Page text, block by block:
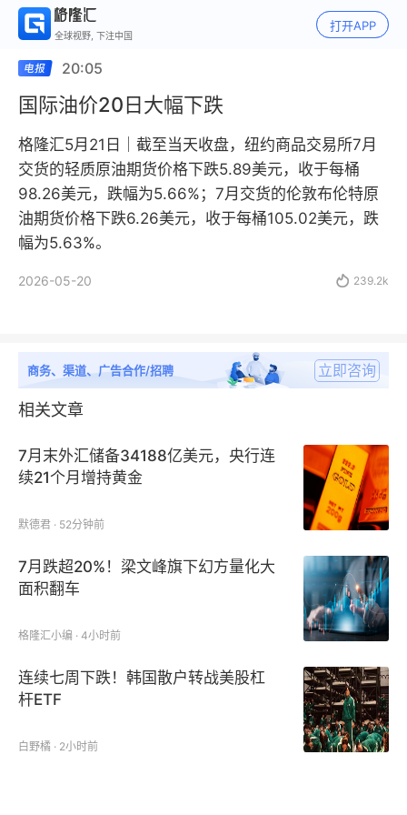
全球视野, 下注中国
打开APP
20:05
国际油价20日大幅下跌
格隆汇5月21日｜截至当天收盘，纽约商品交易所7月
交货的轻质原油期货价格下跌5.89美元，收于每桶
98.26美元，跌幅为5.66%；7月交货的伦敦布伦特原
油期货价格下跌6.26美元，收于每桶105.02美元，跌
幅为5.63%。
2026-05-20  239.2k
商务、渠道、广告合作/招聘 立即咨询
相关文章
7月末外汇储备34188亿美元，央行连
续21个月增持黄金
默德君 · 52分钟前
7月跌超20%！梁文峰旗下幻方量化大
面积翻车
格隆汇小编 · 4小时前
连续七周下跌！韩国散户转战美股杠
杆ETF
白野橘 · 2小时前